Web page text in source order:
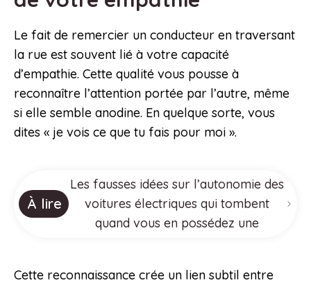
Le fait de remercier un conducteur en traversant
la rue est souvent lié à votre capacité
d’empathie. Cette qualité vous pousse à
reconnaître l’attention portée par l’autre, même
si elle semble anodine. En quelque sorte, vous
dites « je vois ce que tu fais pour moi ».
À lire
Les fausses idées sur l’autonomie des
voitures électriques qui tombent
quand vous en possédez une
Cette reconnaissance crée un lien subtil entre